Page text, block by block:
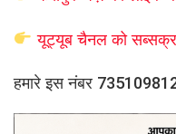
यूट्यूब चैनल को
हमारे इस नंबर